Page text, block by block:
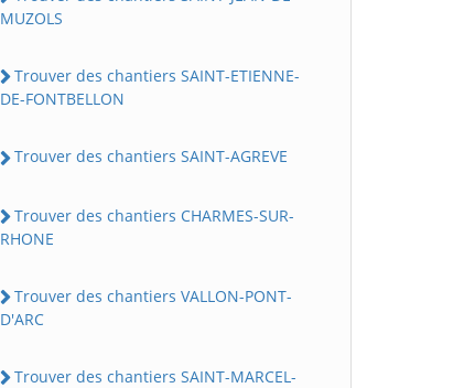
MUZOLS
Trouver des chantiers SAINT-ETIENNE-
DE-FONTBELLON
Trouver des chantiers SAINT-AGREVE
Trouver des chantiers CHARMES-SUR-
RHONE
Trouver des chantiers VALLON-PONT-
D'ARC
Trouver des chantiers SAINT-MARCEL-